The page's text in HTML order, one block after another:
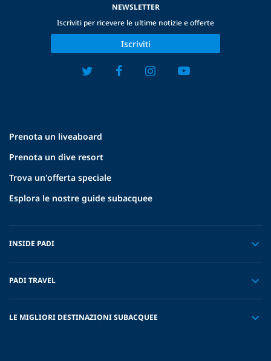
Prenota un liveaboard
Prenota un dive resort
Trova un'offerta speciale
Esplora le nostre guide subacquee
INSIDE PADI
PADI TRAVEL
LE MIGLIORI DESTINAZIONI SUBACQUEE
NEWSLETTER
Iscriviti per ricevere le ultime notizie e offerte
Iscriviti